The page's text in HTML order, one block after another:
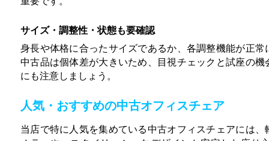
サイズ・調整性・状態も要確認
身長や体格に合ったサイズであるか、各調整機能が正
中古品は個体差が大きいため、目視チェックと試座の
にも注意しましょう。
人気・おすすめの中古オフィスチェア
当店で特に人気を集めている中古オフィスチェアには